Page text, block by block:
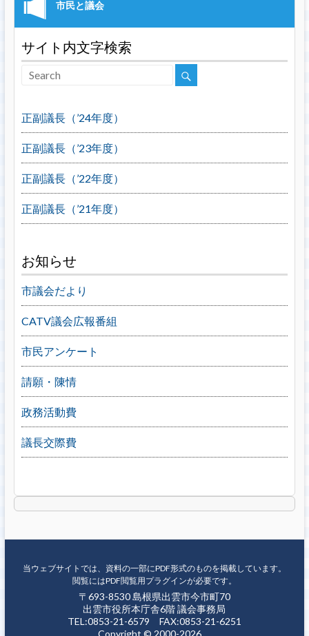
サイト内文字検索
正副議長（’24年度）
正副議長（’23年度）
正副議長（’22年度）
正副議長（’21年度）
お知らせ
市議会だより
CATV議会広報番組
市民アンケート
請願・陳情
政務活動費
議長交際費
当ウェブサイトでは、資料の一部にPDF形式のものを掲載しています。
閲覧にはPDF閲覧用プラグインが必要です。
〒693-8530 島根県出雲市今市町70
出雲市役所本庁舎6階 議会事務局
TEL:0853-21-6579 FAX:0853-21-6251
Copyright © 2000-2026